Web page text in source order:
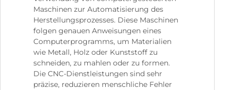
Maschinen zur Automatisierung des
Herstellungsprozesses. Diese Maschinen
folgen genauen Anweisungen eines
Computerprogramms, um Materialien
wie Metall, Holz oder Kunststoff zu
schneiden, zu mahlen oder zu formen.
Die CNC-Dienstleistungen sind sehr
präzise, reduzieren menschliche Fehler